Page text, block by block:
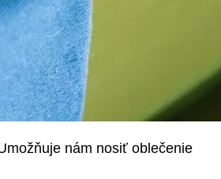
nám nosiť oblečenie